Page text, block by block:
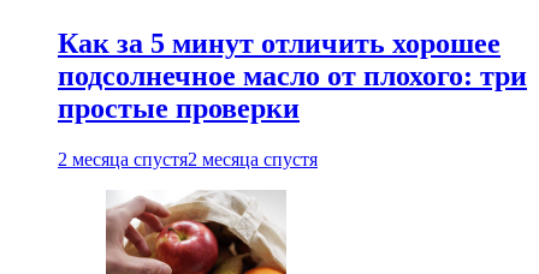
Как за 5 минут отличить хорошее
подсолнечное масло от плохого: три
простые проверки
2 месяца спустя2 месяца спустя